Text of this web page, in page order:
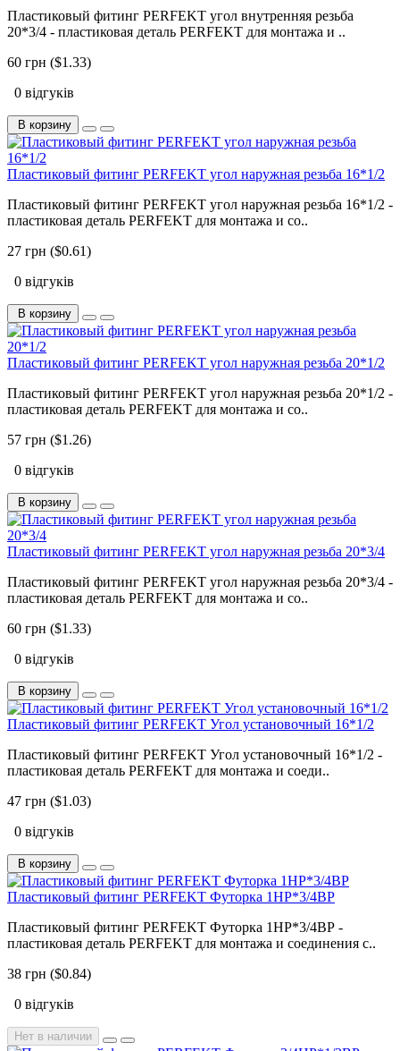
Пластиковый фитинг PERFEKT угол внутренняя резьба
20*3/4 - пластиковая деталь PERFEKT для монтажа и ..
60 грн ($1.33)
0 відгуків
В корзину
Пластиковый фитинг PERFEKT угол наружная резьба 16*1/2
Пластиковый фитинг PERFEKT угол наружная резьба 16*1/2 -
пластиковая деталь PERFEKT для монтажа и со..
27 грн ($0.61)
0 відгуків
В корзину
Пластиковый фитинг PERFEKT угол наружная резьба 20*1/2
Пластиковый фитинг PERFEKT угол наружная резьба 20*1/2 -
пластиковая деталь PERFEKT для монтажа и со..
57 грн ($1.26)
0 відгуків
В корзину
Пластиковый фитинг PERFEKT угол наружная резьба 20*3/4
Пластиковый фитинг PERFEKT угол наружная резьба 20*3/4 -
пластиковая деталь PERFEKT для монтажа и со..
60 грн ($1.33)
0 відгуків
В корзину
Пластиковый фитинг PERFEKT Угол установочный 16*1/2
Пластиковый фитинг PERFEKT Угол установочный 16*1/2 -
пластиковая деталь PERFEKT для монтажа и соеди..
47 грн ($1.03)
0 відгуків
В корзину
Пластиковый фитинг PERFEKT Футорка 1НР*3/4ВР
Пластиковый фитинг PERFEKT Футорка 1НР*3/4ВР -
пластиковая деталь PERFEKT для монтажа и соединения с..
38 грн ($0.84)
0 відгуків
Нет в наличии